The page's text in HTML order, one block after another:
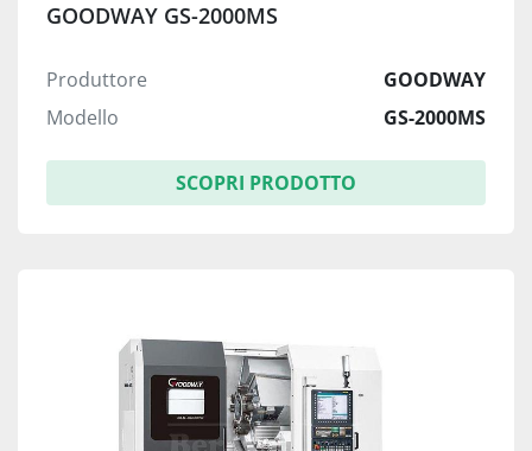
GOODWAY GS-2000MS
Produttore
GOODWAY
Modello
GS-2000MS
SCOPRI PRODOTTO